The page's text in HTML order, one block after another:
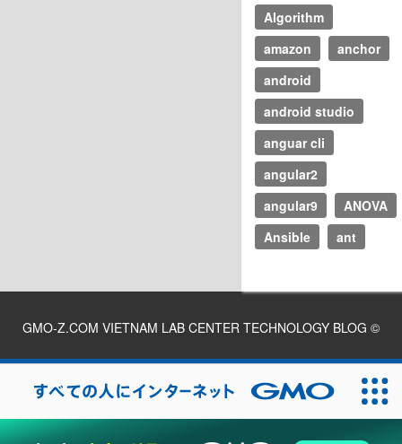
Algorithm
amazon
anchor
android
android studio
anguar cli
angular2
angular9
ANOVA
Ansible
ant
GMO-Z.COM VIETNAM LAB CENTER TECHNOLOGY BLOG ©
2026